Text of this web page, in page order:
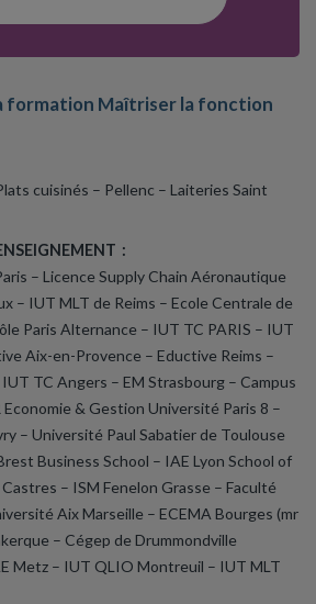
formation Maîtriser la fonction
cuisinés – Pellenc – Laiteries Saint
:
– Licence Supply Chain Aéronautique
– IUT MLT de Reims – Ecole Centrale de
Paris Alternance – IUT TC PARIS – IUT
Aix-en-Provence – Eductive Reims –
TC Angers – EM Strasbourg – Campus
Economie & Gestion Université Paris 8 –
– Université Paul Sabatier de Toulouse
Business School – IAE Lyon School of
– ISM Fenelon Grasse – Faculté
Aix Marseille – ECEMA Bourges (mr
– Cégep de Drummondville
Metz – IUT QLIO Montreuil – IUT MLT